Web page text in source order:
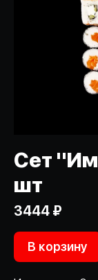
Сет
шт
3444 ₽
В корзину